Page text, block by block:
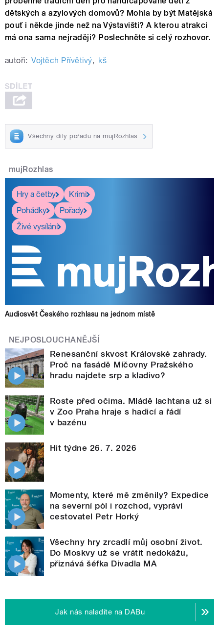
dětských a azylových domovů? Mohla by být Matějská
pouť i někde jinde než na Výstavišti? A kterou atrakci
má ona sama nejraději? Poslechněte si celý rozhovor.
autoři: Vojtěch Přívětivý, kš
Všechny díly pořadu na mujRozhlas
mujRozhlas
Hry a četby
Krimi
Pohádky
Pořady
Živé vysílání
Audiosvět Českého rozhlasu na jednom místě
NEJPOSLOUCHANĚJŠÍ
Renesanční skvost Královské zahrady.
Proč na fasádě Míčovny Pražského
hradu najdete srp a kladivo?
Roste před očima. Mládě lachtana už si
v Zoo Praha hraje s hadicí a řádí
v bazénu
Hit týdne 26. 7. 2026
Momenty, které mě změnily? Expedice
na severní pól i rozchod, vypráví
cestovatel Petr Horký
Všechny hry zrcadlí můj osobní život.
Do Moskvy už se vrátit nedokážu,
přiznává šéfka Divadla MA
Jak nás naladíte na DABu